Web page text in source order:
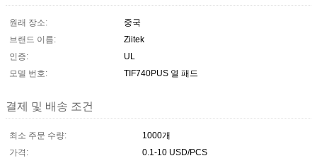
원래 장소:
중국
브랜드 이름:
Ziitek
인증:
UL
모델 번호:
TIF740PUS 열 패드
결제 및 배송 조건
최소 주문 수량:
1000개
가격:
0.1-10 USD/PCS